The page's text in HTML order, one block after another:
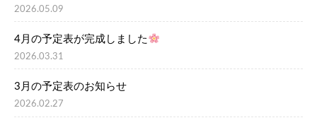
2026.05.09
4月の予定表が完成しました
2026.03.31
3月の予定表のお知らせ
2026.02.27